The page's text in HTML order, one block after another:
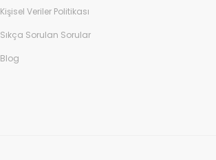
Kişisel Veriler Politikası
Sıkça Sorulan Sorular
Blog